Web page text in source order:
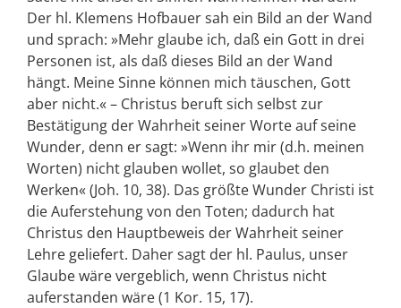
Der hl. Klemens Hofbauer sah ein Bild an der Wand
und sprach: »Mehr glaube ich, daß ein Gott in drei
Personen ist, als daß dieses Bild an der Wand
hängt. Meine Sinne können mich täuschen, Gott
aber nicht.« – Christus beruft sich selbst zur
Bestätigung der Wahrheit seiner Worte auf seine
Wunder, denn er sagt: »Wenn ihr mir (d.h. meinen
Worten) nicht glauben wollet, so glaubet den
Werken« (Joh. 10, 38). Das größte Wunder Christi ist
die Auferstehung von den Toten; dadurch hat
Christus den Hauptbeweis der Wahrheit seiner
Lehre geliefert. Daher sagt der hl. Paulus, unser
Glaube wäre vergeblich, wenn Christus nicht
auferstanden wäre (1 Kor. 15, 17).